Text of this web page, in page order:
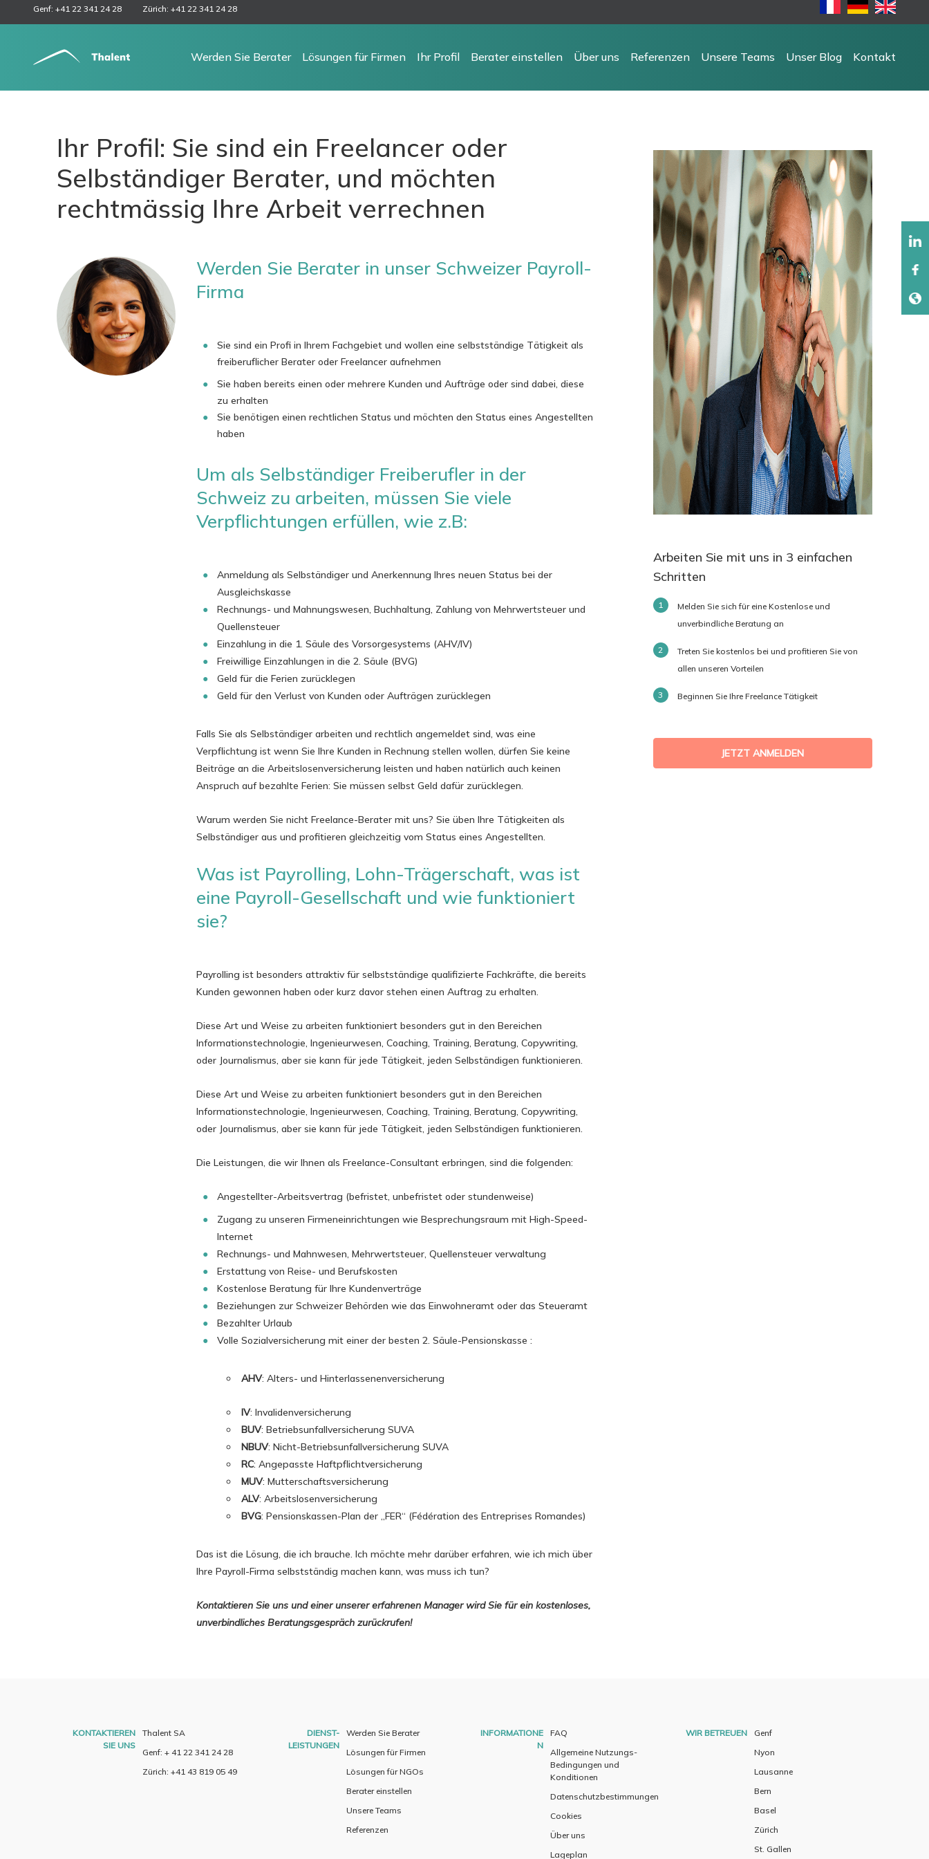
Genf: +41 22 341 24 28 Zürich: +41 22 341 24 28
Werden Sie Berater Lösungen für Firmen Ihr Profil Berater einstellen Über uns Referenzen Unsere Teams Unser Blog Kontakt
Ihr Profil: Sie sind ein Freelancer oder
Selbständiger Berater, und möchten
rechtmässig Ihre Arbeit verrechnen
Werden Sie Berater in unser Schweizer Payroll-
Firma
Sie sind ein Profi in Ihrem Fachgebiet und wollen eine selbstständige Tätigkeit als
freiberuflicher Berater oder Freelancer aufnehmen
Sie haben bereits einen oder mehrere Kunden und Aufträge oder sind dabei, diese
zu erhalten
Sie benötigen einen rechtlichen Status und möchten den Status eines Angestellten
haben
Um als Selbständiger Freiberufler in der
Schweiz zu arbeiten, müssen Sie viele
Verpflichtungen erfüllen, wie z.B:
Anmeldung als Selbständiger und Anerkennung Ihres neuen Status bei der
Ausgleichskasse
Rechnungs- und Mahnungswesen, Buchhaltung, Zahlung von Mehrwertsteuer und
Quellensteuer
Einzahlung in die 1. Säule des Vorsorgesystems (AHV/IV)
Freiwillige Einzahlungen in die 2. Säule (BVG)
Geld für die Ferien zurücklegen
Geld für den Verlust von Kunden oder Aufträgen zurücklegen
Falls Sie als Selbständiger arbeiten und rechtlich angemeldet sind, was eine
Verpflichtung ist wenn Sie Ihre Kunden in Rechnung stellen wollen, dürfen Sie keine
Beiträge an die Arbeitslosenversicherung leisten und haben natürlich auch keinen
Anspruch auf bezahlte Ferien: Sie müssen selbst Geld dafür zurücklegen.
Warum werden Sie nicht Freelance-Berater mit uns? Sie üben Ihre Tätigkeiten als
Selbständiger aus und profitieren gleichzeitig vom Status eines Angestellten.
Was ist Payrolling, Lohn-Trägerschaft, was ist
eine Payroll-Gesellschaft und wie funktioniert
sie?
Payrolling ist besonders attraktiv für selbstständige qualifizierte Fachkräfte, die bereits
Kunden gewonnen haben oder kurz davor stehen einen Auftrag zu erhalten.
Diese Art und Weise zu arbeiten funktioniert besonders gut in den Bereichen
Informationstechnologie, Ingenieurwesen, Coaching, Training, Beratung, Copywriting,
oder Journalismus, aber sie kann für jede Tätigkeit, jeden Selbständigen funktionieren.
Diese Art und Weise zu arbeiten funktioniert besonders gut in den Bereichen
Informationstechnologie, Ingenieurwesen, Coaching, Training, Beratung, Copywriting,
oder Journalismus, aber sie kann für jede Tätigkeit, jeden Selbständigen funktionieren.
Die Leistungen, die wir Ihnen als Freelance-Consultant erbringen, sind die folgenden:
Angestellter-Arbeitsvertrag (befristet, unbefristet oder stundenweise)
Zugang zu unseren Firmeneinrichtungen wie Besprechungsraum mit High-Speed-
Internet
Rechnungs- und Mahnwesen, Mehrwertsteuer, Quellensteuer verwaltung
Erstattung von Reise- und Berufskosten
Kostenlose Beratung für Ihre Kundenverträge
Beziehungen zur Schweizer Behörden wie das Einwohneramt oder das Steueramt
Bezahlter Urlaub
Volle Sozialversicherung mit einer der besten 2. Säule-Pensionskasse :
AHV: Alters- und Hinterlassenenversicherung
IV: Invalidenversicherung
BUV: Betriebsunfallversicherung SUVA
NBUV: Nicht-Betriebsunfallversicherung SUVA
RC: Angepasste Haftpflichtversicherung
MUV: Mutterschaftsversicherung
ALV: Arbeitslosenversicherung
BVG: Pensionskassen-Plan der „FER“ (Fédération des Entreprises Romandes)
Das ist die Lösung, die ich brauche. Ich möchte mehr darüber erfahren, wie ich mich über
Ihre Payroll-Firma selbstständig machen kann, was muss ich tun?
Kontaktieren Sie uns und einer unserer erfahrenen Manager wird Sie für ein kostenloses,
unverbindliches Beratungsgespräch zurückrufen!
Arbeiten Sie mit uns in 3 einfachen
Schritten
Melden Sie sich für eine Kostenlose und
unverbindliche Beratung an
Treten Sie kostenlos bei und profitieren Sie von
allen unseren Vorteilen
Beginnen Sie Ihre Freelance Tätigkeit
JETZT ANMELDEN
KONTAKTIEREN
SIE UNS
Thalent SA
Genf: + 41 22 341 24 28
Zürich: +41 43 819 05 49
DIENST-
LEISTUNGEN
Werden Sie Berater
Lösungen für Firmen
Lösungen für NGOs
Berater einstellen
Unsere Teams
Referenzen
INFORMATIONE
N
FAQ
Allgemeine Nutzungs-
Bedingungen und
Konditionen
Datenschutzbestimmungen
Cookies
Über uns
Lageplan
WIR BETREUEN
Genf
Nyon
Lausanne
Bern
Basel
Zürich
St. Gallen